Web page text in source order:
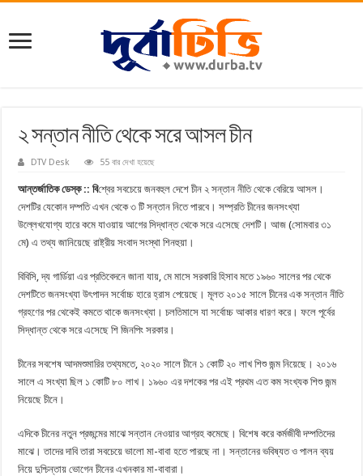
২ সন্তান নীতি থেকে সরে আসল চীন
DTV Desk 55 বার দেখা হয়েছে
আন্তর্জাতিক ডেস্ক :: বিশ্বের সবচেয়ে জনবহুল দেশে চীন ২ সন্তান নীতি থেকে বেরিয়ে আসল।
দেশটির যেকোন দম্পতি এখন থেকে ৩ টি সন্তান নিতে পারবে। সম্প্রতি চীনের জনসংখ্যা
উল্লেখযোগ্য হারে কমে যাওয়ায় আগের সিদ্ধান্ত থেকে সরে এসেছে দেশটি। আজ (সোমবার ৩১
মে) এ তথ্য জানিয়েছে রাষ্ট্রীয় সংবাদ সংস্থা শিনহুয়া।
বিবিসি, দ্য গার্ডিয়া এর প্রতিবেদনে জানা যায়, মে মাসে সরকারি হিসাব মতে ১৯৬০ সালের পর থেকে
দেশটিতে জনসংখ্যা উৎপাদন সর্বোচ্চ হারে হ্রাস পেয়েছে। মূলত ২০১৫ সালে চীনের এক সন্তান নীতি
গ্রহণের পর থেকেই কমতে থাকে জনসংখ্যা। চলতিমাসে যা সর্বোচ্চ আকার ধারণ করে। ফলে পূর্বের
সিদ্ধান্ত থেকে সরে এসেছে শি জিনপিং সরকার।
চীনের সবশেষ আদমশুমারির তথ্যমতে, ২০২০ সালে চীনে ১ কোটি ২০ লাখ শিশু জন্ম নিয়েছে। ২০১৬
সালে এ সংখ্যা ছিল ১ কোটি ৮০ লাখ। ১৯৬০ এর দশকের পর এই প্রথম এত কম সংখ্যক শিশু জন্ম
নিয়েছে চীনে।
এদিকে চীনের নতুন প্রজন্মের মাঝে সন্তান নেওয়ার আগ্রহ কমেছে। বিশেষ করে কর্মজীবী দম্পতিদের
মাঝে। তাদের দাবি তারা সবচেয়ে ভালো মা-বাবা হতে পারছে না। সন্তানের ভবিষ্যত ও পালন ব্যয়
নিয়ে দুশ্চিন্তায় ভোগেন চীনের এখনকার মা-বাবারা।